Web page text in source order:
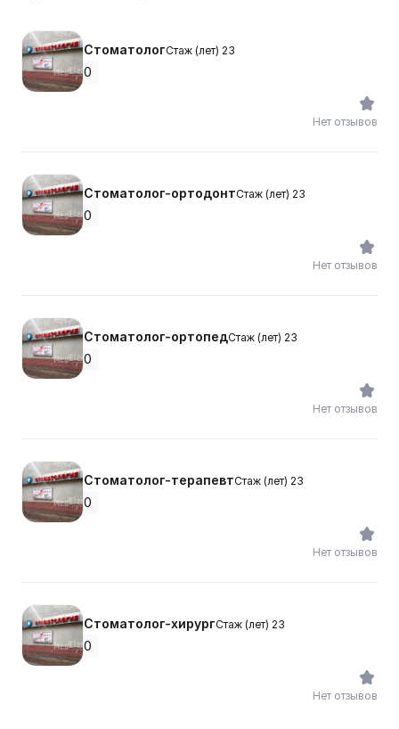
СтоматологСтаж (лет) 23
0
Нет отзывов
Стоматолог-ортодонтСтаж (лет) 23
0
Нет отзывов
Стоматолог-ортопедСтаж (лет) 23
0
Нет отзывов
Стоматолог-терапевтСтаж (лет) 23
0
Нет отзывов
Стоматолог-хирургСтаж (лет) 23
0
Нет отзывов